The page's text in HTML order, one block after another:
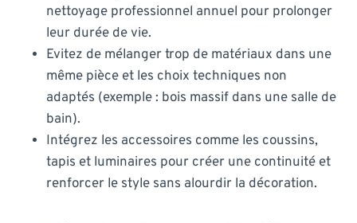
nettoyage professionnel annuel pour prolonger
leur durée de vie.
Evitez de mélanger trop de matériaux dans une
même pièce et les choix techniques non
adaptés (exemple : bois massif dans une salle de
bain).
Intégrez les accessoires comme les coussins,
tapis et luminaires pour créer une continuité et
renforcer le style sans alourdir la décoration.